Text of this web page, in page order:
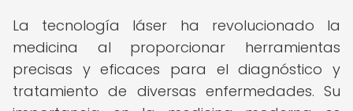
La tecnología láser ha revolucionado la
medicina al proporcionar herramientas
precisas y eficaces para el diagnóstico y
tratamiento de diversas enfermedades. Su